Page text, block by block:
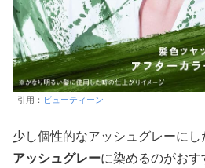
引用： ビューティーン
少し個性的なアッシュグレーにし
アッシュグレーに染めるのがおす